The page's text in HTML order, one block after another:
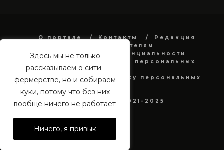
Здесь мы не только
рассказываем о сити-
фермерстве, но и собираем
куки, потому что без них
вообще ничего не работает
Ничего, я привык
О портале Контакты
Редакция
Рекламодателям
Политика конфиденциальности
в отношении обработки персональных
данных
Согласие на обработку персональных
данных
city-farmer.ru 2021–2025